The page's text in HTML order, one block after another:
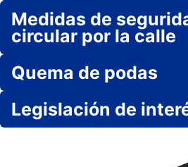
Medidas de
circular por la calle
Quema de podas
Legislación de